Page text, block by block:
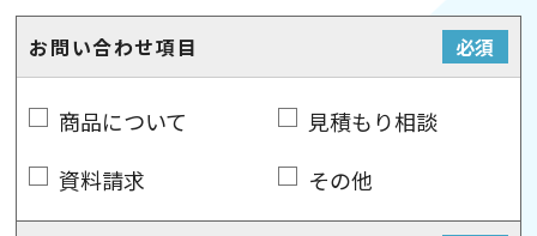
お問い合わせ項目 必須
商品について
見積もり相談
資料請求
その他